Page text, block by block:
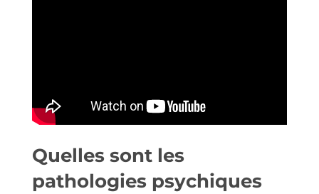
Quelles sont les
pathologies psychiques